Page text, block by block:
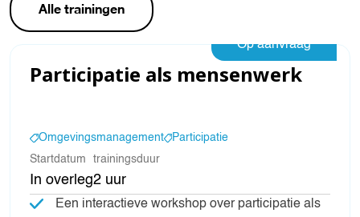
Alle trainingen
Op aanvraag
Participatie als mensenwerk
Omgevingsmanagement
Participatie
Startdatum
In overleg
trainingsduur
2 uur
Een interactieve workshop over participatie als